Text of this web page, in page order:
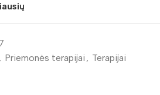
, Priemonės terapijai , Terapijai